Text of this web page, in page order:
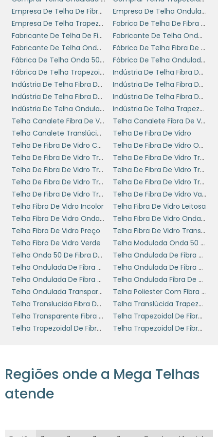
significativamente mais ágil.
Outro ponto importante é o desempenho
térmico e elétrico. As telhas de fibra de vidro
têm capacidade superior de isolação
térmica, proporcionando um ambiente mais
agradável e reduzindo os custos com
climatização em comparação aos outros
tipos de telhas disponíveis no mercado.
CONFIABILIDADE DO
FORNECEDOR
Na hora de adquirir a
telha fibra de vidro
onda alta 2 mm, é essencial escolher um
fornecedor confiável. Optar por uma empresa
com boa reputação no mercado garante a
qualidade do produto e a certeza de que
você está investindo em materiais que
realmente atenderão às suas necessidades.
Uma boa comunicação e suporte pós-venda
são também diferenciais que devem ser
considerados.
Além disso, fornecedores que oferecem
garantias e certificações adicionais trazem
mais segurança para o seu negócio. A análise
de feedbacks e avaliações de outros clientes
ORÇAMENTO E
VIABILIDADE PARA SEU
NEGÓCIO
Empresa De Telha De Fibra De Vidro Onda Alta
Empresa De Telha Ondulada De Fibra De Vidro
Empresa De Telha Trapezoidal De Fibra De Vidro
Fabrica De Telha De Fibra De Vidro
Fabricante De Telha De Fibra De Vidro Onda Alta
Fabricante De Telha Onda 50 De Fibra De Vidro
Fabricante De Telha Ondulada De Fibra De Vidro
Fábrica De Telha Fibra De Vidro Onda Alta
Fábrica De Telha Onda 50 De Fibra De Vidro
Fábrica De Telha Ondulada De Fibra De Vidro
Fábrica De Telha Trapezoidal De Fibra De Vidro
Indústria De Telha Fibra De Vidro Onda Alta 12 Mm
Indústria De Telha Fibra De Vidro Onda Alta 15 Mm
Indústria De Telha Fibra De Vidro Onda Alta 1mm
Indústria De Telha Fibra De Vidro Onda Alta 2 Mm
Indústria De Telha Fibra De Vidro Onda Alta 25 Mm
Indústria De Telha Ondulada De Fibra De Vidro
Indústria De Telha Trapezoidal De Fibra De Vidro
Telha Canalete Fibra De Vidro
Telha Canalete Fibra De Vidro Preço
Telha Canalete Translúcida Em Fibra De Vidro
Telha De Fibra De Vidro
Telha De Fibra De Vidro Colorida
Telha De Fibra De Vidro Ondulada Incolor
Telha De Fibra De Vidro Tr25
Telha De Fibra De Vidro Tr25 Preço
Telha De Fibra De Vidro Tr25 Valor
Telha De Fibra De Vidro Tr40 Preço
Telha De Fibra De Vidro Tr40 Valor
Telha De Fibra De Vidro Translucida Tr40
Telha De Fibra De Vidro Transparente Preço
Telha De Fibra De Vidro Valor
Telha Fibra De Vidro Incolor
Telha Fibra De Vidro Leitosa
Telha Fibra De Vidro Onda Alta 1mm
Telha Fibra De Vidro Onda Alta 2 Mm
Telha Fibra De Vidro Preço
Telha Fibra De Vidro Transparente
Telha Fibra De Vidro Verde
Telha Modulada Onda 50 De Fibra De Vidro
Telha Onda 50 De Fibra De Vidro
Telha Ondulada De Fibra De Vidro Para Armazén
Telha Ondulada De Fibra De Vidro Para Galpão
Telha Ondulada De Fibra De Vidro Preço
Telha Ondulada De Fibra De Vidro Valor
Telha Ondulada Fibra De Vidro
Telha Ondulada Transparente Fibra De Vidro
Telha Poliester Com Fibra De Vidro
Telha Translucida Fibra De Vidro
Telha Translúcida Trapezoidal Fibra De Vidro
Telha Transparente Fibra De Vidro
Telha Trapezoidal De Fibra De Vidro 25
Telha Trapezoidal De Fibra De Vidro 40
Telha Trapezoidal De Fibra De Vidro Preço
Regiões onde a Mega Telhas
atende